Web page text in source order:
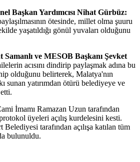
Başkan Yardımcısı Nihat Gürbüz:
ötesinde, millet olma şuuru
yaşatıldığı gönül yuvaları olduğunu
ve MESOB Başkanı Şevket
acısını dindirip paylaşmak adına bu
olduğunu belirterek, Malatya'nın
sunan yatırımdan ötürü belediyeye ve
İmamı Ramazan Uzun tarafından
üyeleri açılış kurdelesini kesti.
tarafından açılışa katılan tüm
bulunuldu.